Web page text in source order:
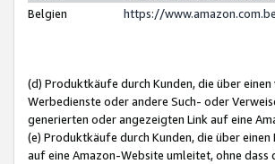
Belgien
https://
(d) Produktkäufe durch Kunden, die über
Werbedienste oder andere Such- oder
generierten oder angezeigten Link auf eine
(e) Produktkäufe durch Kunden, die über
auf eine Amazon-Website umleitet, ohne